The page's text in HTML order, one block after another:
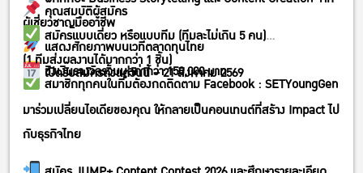
ผู้เชี่ยวชาญมืออาชีพ
แสดงศักยภาพบนเวทีตลาดทุนไทย
ชิงเงินรางวัลรวมมูลค่ากว่า 150,000 บาท
คุณสมบัติผู้สมัคร
สมัครแบบเดี่ยว หรือแบบทีม (ทีมละไม่เกิน 5 คน)
(1 ทีมส่งผลงานได้มากกว่า 1 ชิ้น)
สมาชิกทุกคนในทีมต้องกดติดตาม Facebook : SETYoungGen
เปิดรับสมัครตั้งแต่วันนี้ – 21 สิงหาคม 2569
มาร่วมเปลี่ยนไอเดียของคุณ ให้กลายเป็นคอนเทนต์ที่สร้าง Impact ไป
กับธุรกิจไทย